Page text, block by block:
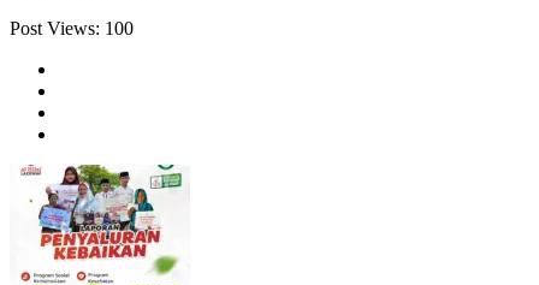
Post Views: 100